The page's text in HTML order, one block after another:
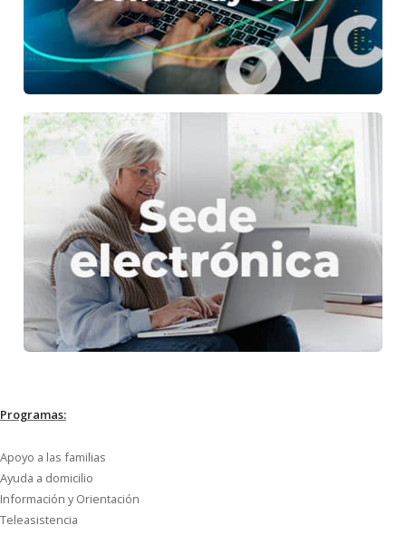
Programas:
Apoyo a las familias
Ayuda a domicilio
Información y Orientación
Teleasistencia